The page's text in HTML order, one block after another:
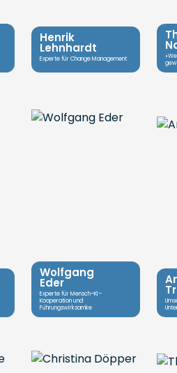
Henrik
Lehnhardt
Experte für Change Management
Wolfgang
Eder
Experte für Mensch–KI–
Kooperation und
Führungswirksamke